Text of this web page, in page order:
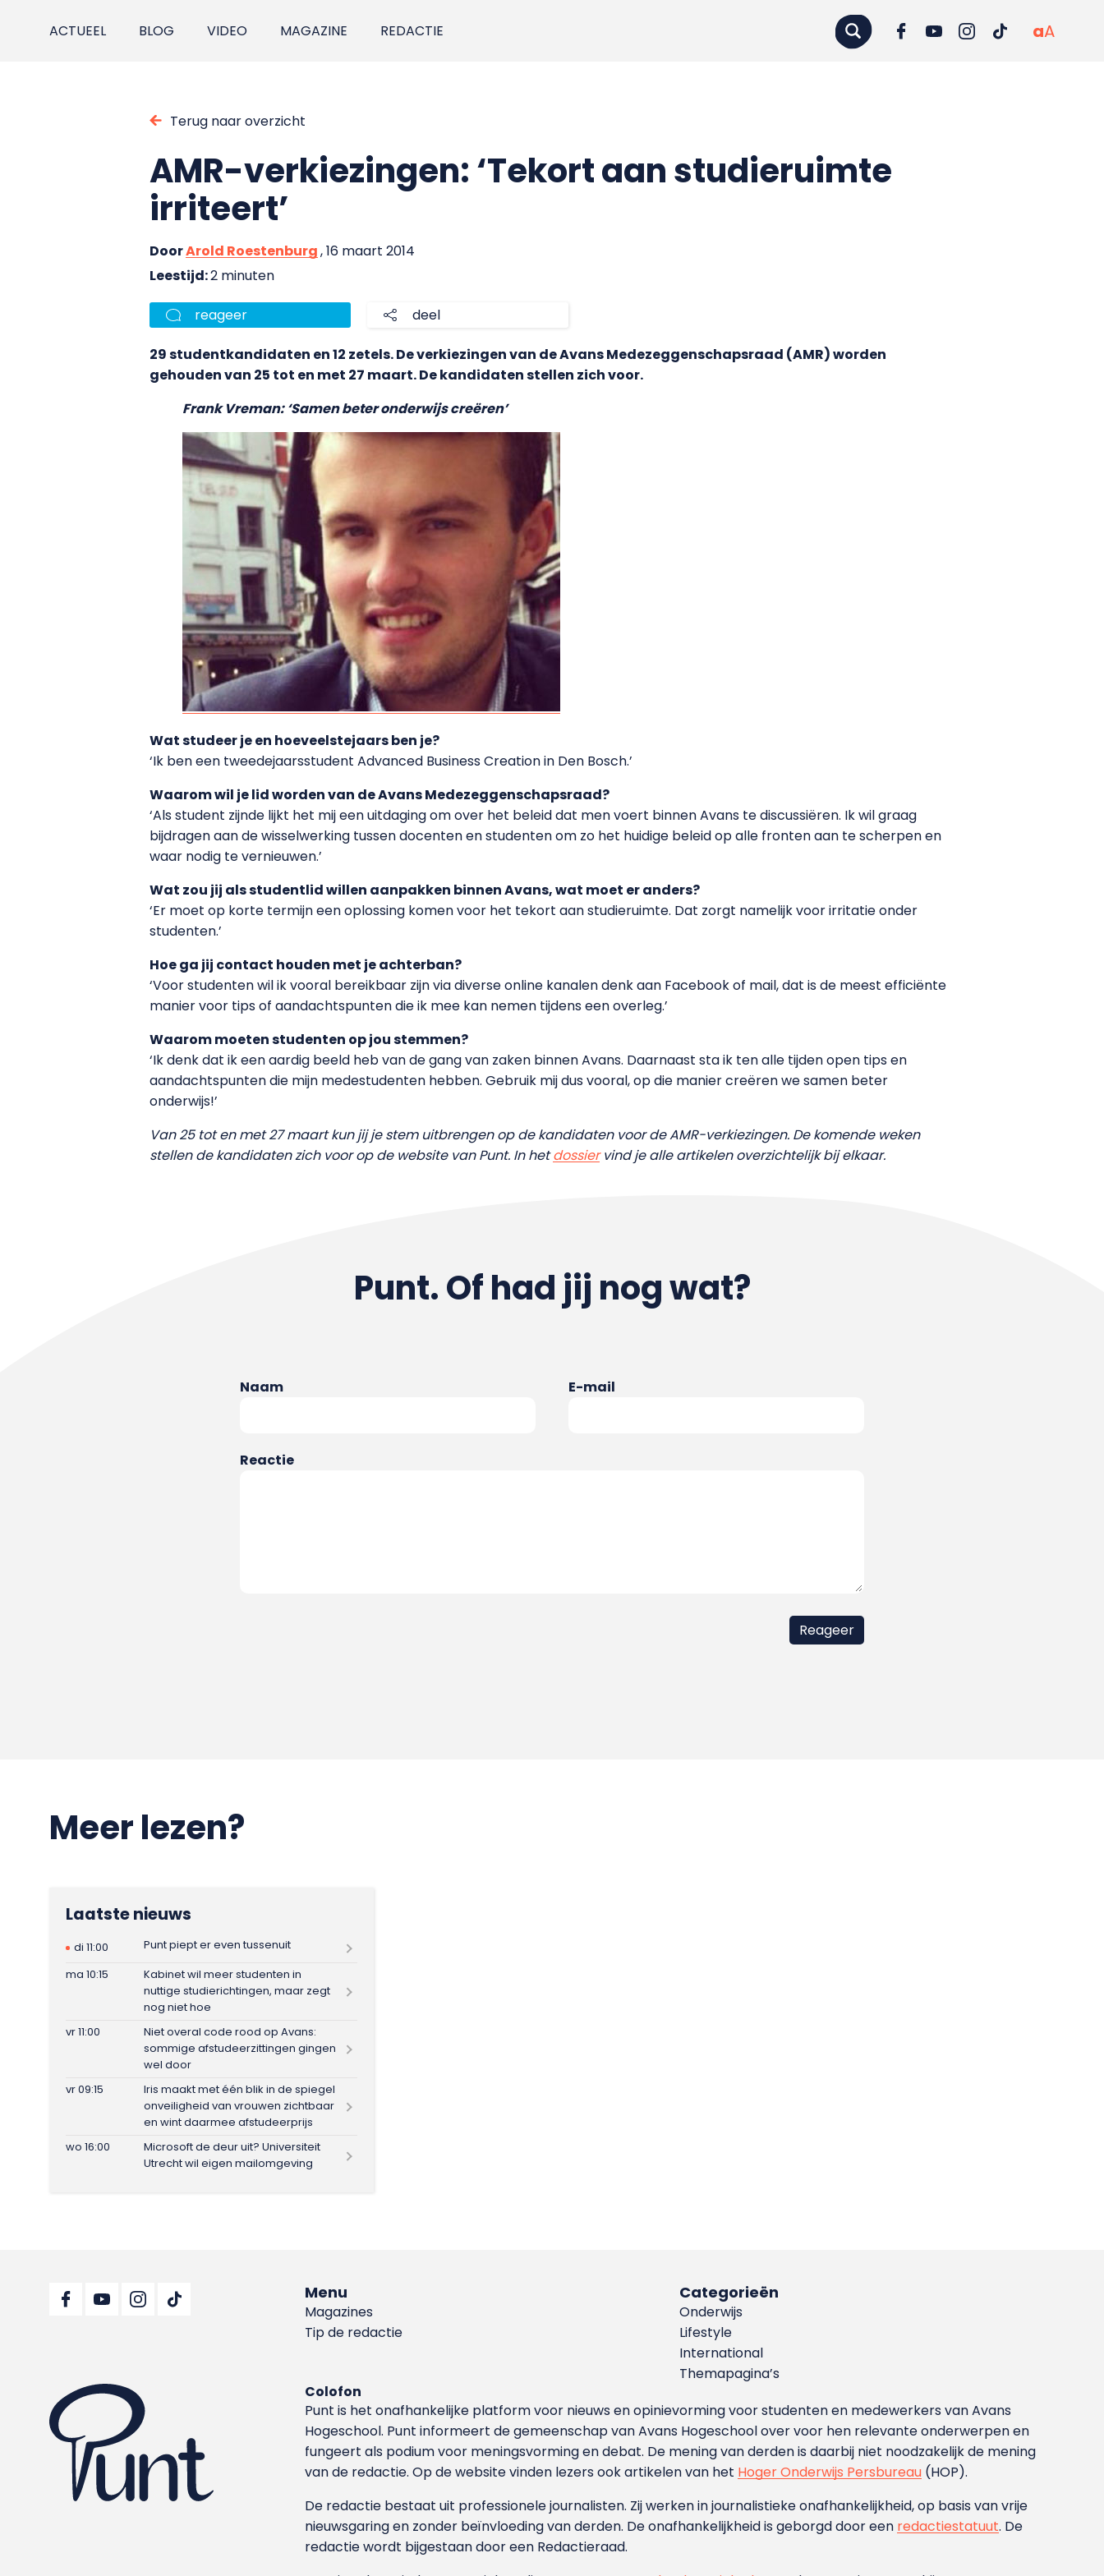
ACTUEEL BLOG VIDEO MAGAZINE REDACTIE aA
Terug naar overzicht
AMR-verkiezingen: ‘Tekort aan studieruimte
irriteert’
DoorArold Roestenburg, 16 maart 2014
Leestijd:2 minuten
reageer deel
29 studentkandidaten en 12 zetels. De verkiezingen van de Avans Medezeggenschapsraad (AMR) worden
gehouden van 25 tot en met 27 maart. De kandidaten stellen zich voor.
Frank Vreman: ‘Samen beter onderwijs creëren’
Wat studeer je en hoeveelstejaars ben je?
‘Ik ben een tweedejaarsstudent Advanced Business Creation in Den Bosch.’
Waarom wil je lid worden van de Avans Medezeggenschapsraad?
‘Als student zijnde lijkt het mij een uitdaging om over het beleid dat men voert binnen Avans te discussiëren. Ik wil graag
bijdragen aan de wisselwerking tussen docenten en studenten om zo het huidige beleid op alle fronten aan te scherpen en
waar nodig te vernieuwen.’
Wat zou jij als studentlid willen aanpakken binnen Avans, wat moet er anders?
‘Er moet op korte termijn een oplossing komen voor het tekort aan studieruimte. Dat zorgt namelijk voor irritatie onder
studenten.’
Hoe ga jij contact houden met je achterban?
‘Voor studenten wil ik vooral bereikbaar zijn via diverse online kanalen denk aan Facebook of mail, dat is de meest efficiënte
manier voor tips of aandachtspunten die ik mee kan nemen tijdens een overleg.’
Waarom moeten studenten op jou stemmen?
‘Ik denk dat ik een aardig beeld heb van de gang van zaken binnen Avans. Daarnaast sta ik ten alle tijden open tips en
aandachtspunten die mijn medestudenten hebben. Gebruik mij dus vooral, op die manier creëren we samen beter
onderwijs!’
Van 25 tot en met 27 maart kun jij je stem uitbrengen op de kandidaten voor de AMR-verkiezingen. De komende weken
stellen de kandidaten zich voor op de website van Punt. In hetdossiervind je alle artikelen overzichtelijk bij elkaar.
Punt. Of had jij nog wat?
Naam E-mail
Reactie
Meer lezen?
Laatste nieuws
di 11:00
Punt piept er even tussenuit
ma 10:15
Kabinet wil meer studenten in
nuttige studierichtingen, maar zegt
nog niet hoe
vr 11:00
Niet overal code rood op Avans:
sommige afstudeerzittingen gingen
wel door
vr 09:15
Iris maakt met één blik in de spiegel
onveiligheid van vrouwen zichtbaar
en wint daarmee afstudeerprijs
wo 16:00
Microsoft de deur uit? Universiteit
Utrecht wil eigen mailomgeving
Menu
Magazines
Tip de redactie
Categorieën
Onderwijs
Lifestyle
International
Themapagina’s
Colofon
Punt is het onafhankelijke platform voor nieuws en opinievorming voor studenten en medewerkers van Avans
Hoge­school. Punt informeert de gemeenschap van Avans Hogeschool over voor hen relevante onderwerpen en
fungeert als podium voor meningsvorming en debat. De mening van derden is daarbij niet noodzakelijk de mening
van de redactie. Op de website vinden lezers ook artikelen van het Hoger Onderwijs Persbureau (HOP).
De redactie bestaat uit professionele journalisten. Zij werken in journalistieke onafhankelijkheid, op basis van vrije
nieuwsgaring en zonder beïnvloeding van derden. De onafhankelijkheid is geborgd door een redactiestatuut. De
redactie wordt bijgestaan door een Redactieraad.